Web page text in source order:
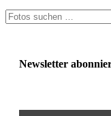
Newsletter